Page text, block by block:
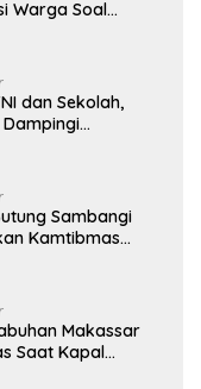
Warga Soal
dan Sekolah,
Sambangi
Kamtibmas
Makassar
Saat Kapal